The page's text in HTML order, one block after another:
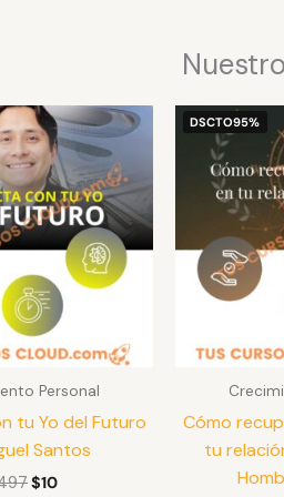
Personal
tu Yo del Futuro
Santos
El
precio
original
era:
$497.
$10
El
precio
actual
es:
$10.
DSCTO95%
Cómo
tu